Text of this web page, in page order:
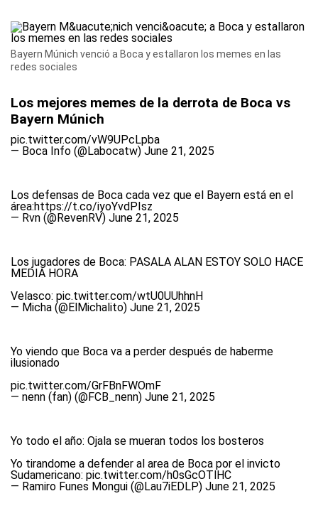
Bayern Múnich venció a Boca y estallaron los memes en las
redes sociales
Los mejores memes de la derrota de Boca vs
Bayern Múnich
pic.twitter.com/vW9UPcLpba
— Boca Info (@Labocatw) June 21, 2025
Los defensas de Boca cada vez que el Bayern está en el
área:https://t.co/iyoYvdPIsz
— Rvn (@RevenRV) June 21, 2025
Los jugadores de Boca: PASALA ALAN ESTOY SOLO HACE
MEDIA HORA
Velasco: pic.twitter.com/wtU0UUhhnH
— Micha (@ElMichalito) June 21, 2025
Yo viendo que Boca va a perder después de haberme
ilusionado
pic.twitter.com/GrFBnFWOmF
— nenn (fan) (@FCB_nenn) June 21, 2025
Yo todo el año: Ojala se mueran todos los bosteros
Yo tirandome a defender al area de Boca por el invicto
Sudamericano: pic.twitter.com/h0sGcOTlHC
— Ramiro Funes Mongui (@Lau7iEDLP) June 21, 2025